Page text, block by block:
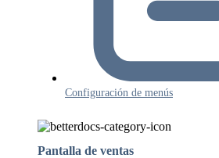
Configuración de menús
Pantalla de ventas